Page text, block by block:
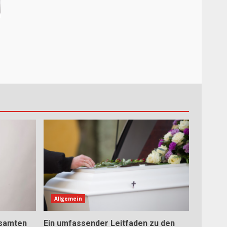
Allgemein
Ein umfassender Leitfaden zu den